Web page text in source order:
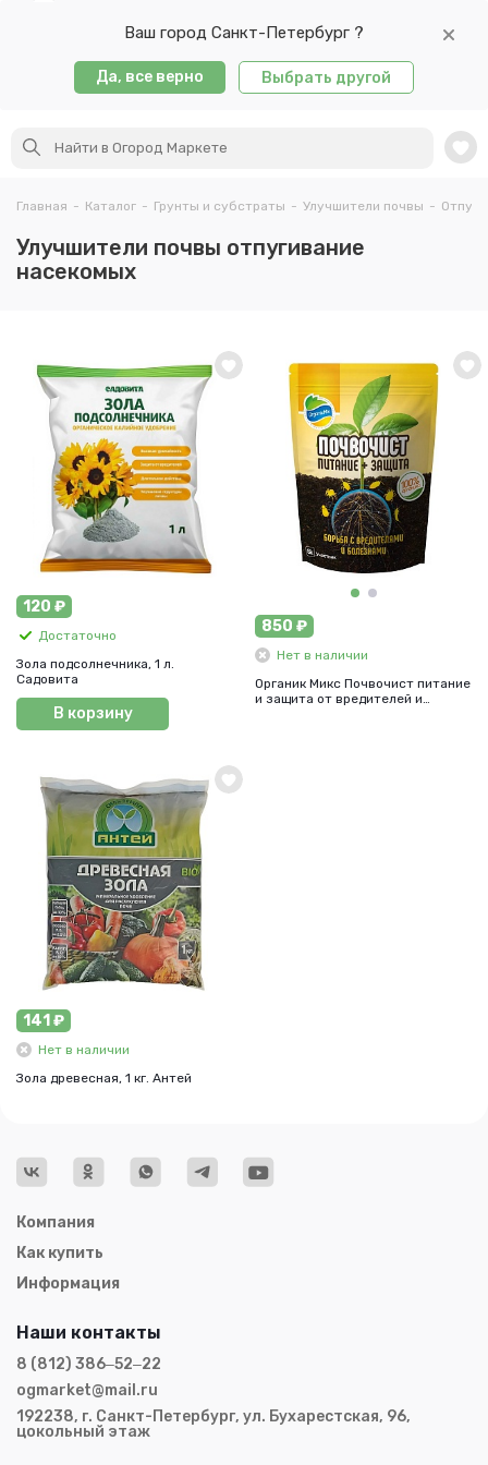
Ваш город Санкт-Петербург ?
Да, все верно Выбрать другой
Главная - Каталог - Грунты и субстраты - Улучшители почвы -
Улучшители почвы отпугивание
насекомых
120 ₽
Достаточно
Зола подсолнечника, 1 л.
Садовита
В корзину
850 ₽
Нет в наличии
Органик Микс Почвочист питание
и защита от вредителей и
141 ₽
Нет в наличии
Зола древесная, 1 кг. Антей
Компания
Как купить
Информация
Наши контакты
8 (812) 386‒52‒22
ogmarket@mail.ru
192238, г. Санкт-Петербург, ул. Бухарестская, 96,
цокольный этаж